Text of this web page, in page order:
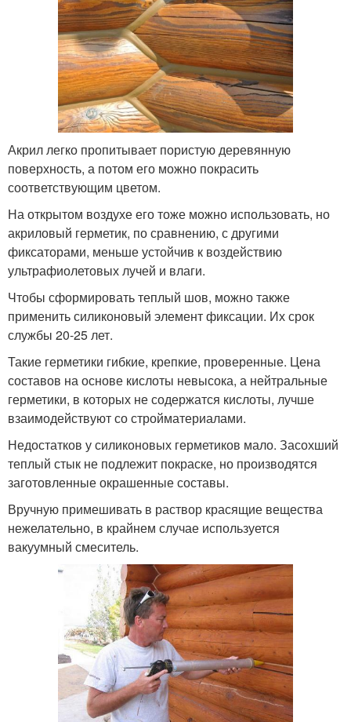
Акрил легко пропитывает пористую деревянную
поверхность, а потом его можно покрасить
соответствующим цветом.
На открытом воздухе его тоже можно использовать, но
акриловый герметик, по сравнению, с другими
фиксаторами, меньше устойчив к воздействию
ультрафиолетовых лучей и влаги.
Чтобы сформировать теплый шов, можно также
применить силиконовый элемент фиксации. Их срок
службы 20-25 лет.
Такие герметики гибкие, крепкие, проверенные. Цена
составов на основе кислоты невысока, а нейтральные
герметики, в которых не содержатся кислоты, лучше
взаимодействуют со стройматериалами.
Недостатков у силиконовых герметиков мало. Засохший
теплый стык не подлежит покраске, но производятся
заготовленные окрашенные составы.
Вручную примешивать в раствор красящие вещества
нежелательно, в крайнем случае используется
вакуумный смеситель.